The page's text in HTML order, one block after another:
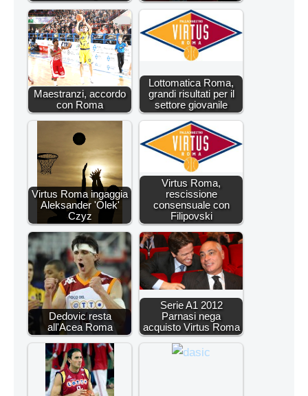
Maestranzi, accordo
con Roma
Lottomatica Roma,
grandi risultati per il
settore giovanile
Virtus Roma ingaggia
Aleksander 'Olek'
Czyz
Virtus Roma,
rescissione
consensuale con
Filipovski
Dedovic resta
all'Acea Roma
Serie A1 2012
Parnasi nega
acquisto Virtus Roma